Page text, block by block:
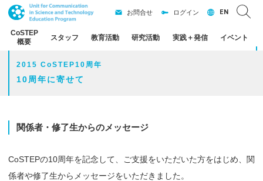
CoSTEP
概要
スタッフ 教育活動 研究活動 実践＋発信 イベント
お問合せ ログイン EN
2015 CoSTEP10周年
10周年に寄せて
関係者・ 修了生からのメッセージ
CoSTEPの10周年を記念して、ご支援をいただいた方をはじめ、関
係者や修了生からメッセージをいただきました。